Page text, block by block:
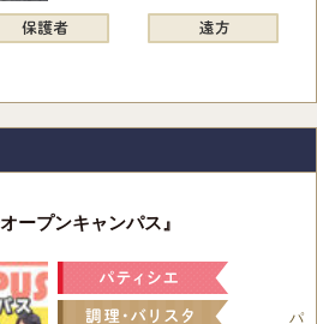
ープンキャンパス』
パ